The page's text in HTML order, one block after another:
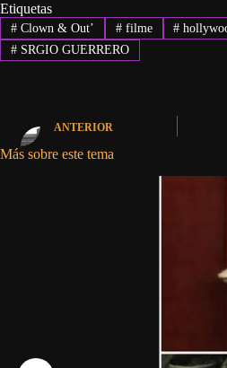
Etiquetas
#Clown & Out’ #filme #
#SRGIO GUERRERO
ANTERIOR
Más sobre este tema